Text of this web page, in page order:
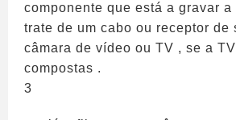
componente que está a gravar
trate de um cabo ou receptor de
câmara de vídeo ou TV , se a
compostas .
3